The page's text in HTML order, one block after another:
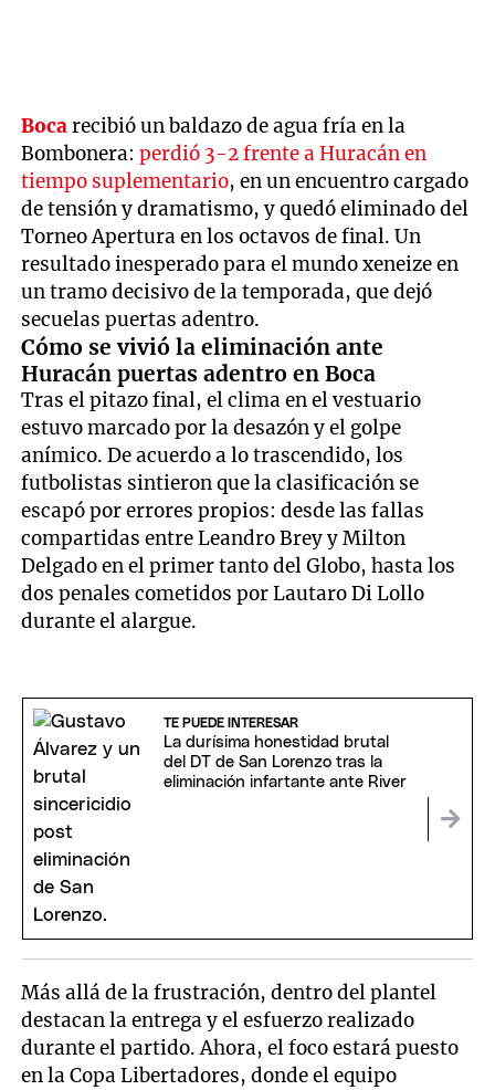
Bocarecibió un baldazo de agua fría en la
Bombonera:perdió 3-2 frente a Huracán en
tiempo suplementario, en un encuentro cargado
de tensión y dramatismo, y quedó eliminado del
Torneo Apertura en los octavos de final. Un
resultado inesperado para el mundo xeneize en
un tramo decisivo de la temporada, que dejó
secuelas puertas adentro.
Cómo se vivió la eliminación ante
Huracán puertas adentro en Boca
Tras el pitazo final, el clima en el vestuario
estuvo marcado por la desazón y el golpe
anímico. De acuerdo a lo trascendido, los
futbolistas sintieron que la clasificación se
escapó por errores propios: desde las fallas
compartidas entre Leandro Brey y Milton
Delgado en el primer tanto del Globo, hasta los
dos penales cometidos por Lautaro Di Lollo
durante el alargue.
TE PUEDE INTERESAR
La durísima honestidad brutal
del DT de San Lorenzo tras la
eliminación infartante ante River
Más allá de la frustración, dentro del plantel
destacan la entrega y el esfuerzo realizado
durante el partido. Ahora, el foco estará puesto
en la Copa Libertadores, donde el equipo